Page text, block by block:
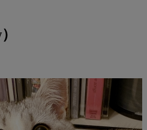
ークシャー、マルチーズ、猫な
ドル、パピヨン、ポメラニア
リア、ジャックラッセルなど
ー、ラブラドールなど
ないように注意してご使用くだ